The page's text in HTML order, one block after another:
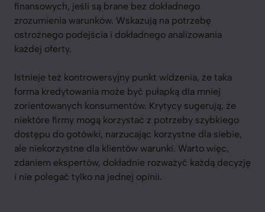
finansowych, jeśli są brane bez dokładnego
zrozumienia warunków. Wskazują na potrzebę
ostrożnego podejścia i dokładnego analizowania
każdej oferty.
Istnieje też kontrowersyjny punkt widzenia, że taka
forma kredytowania może być pułapką dla mniej
zorientowanych konsumentów. Krytycy sugerują, że
niektóre firmy mogą korzystać z potrzeby szybkiego
dostępu do gotówki, narzucając korzystne dla siebie,
ale niekorzystne dla klientów warunki. Warto więc,
zdaniem ekspertów, dokładnie rozważyć każdą decyzję
i nie polegać tylko na jednej opinii.